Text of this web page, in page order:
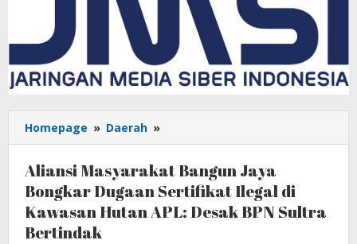
Homepage » Daerah »
Masyarakat
Jaya
Bongkar
Dugaan
Aliansi Masyarakat Bangun Jaya
Bongkar Dugaan Sertifikat Ilegal di
Kawasan Hutan APL: Desak BPN Sultra
Bertindak